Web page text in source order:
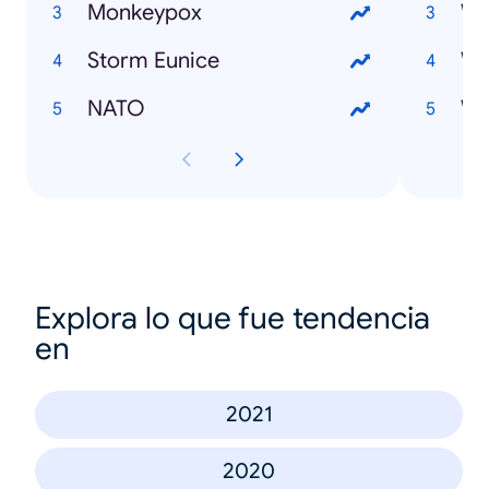
Monkeypox
Storm Eunice
NATO
Explora lo que fue tendencia
en
2021
2020